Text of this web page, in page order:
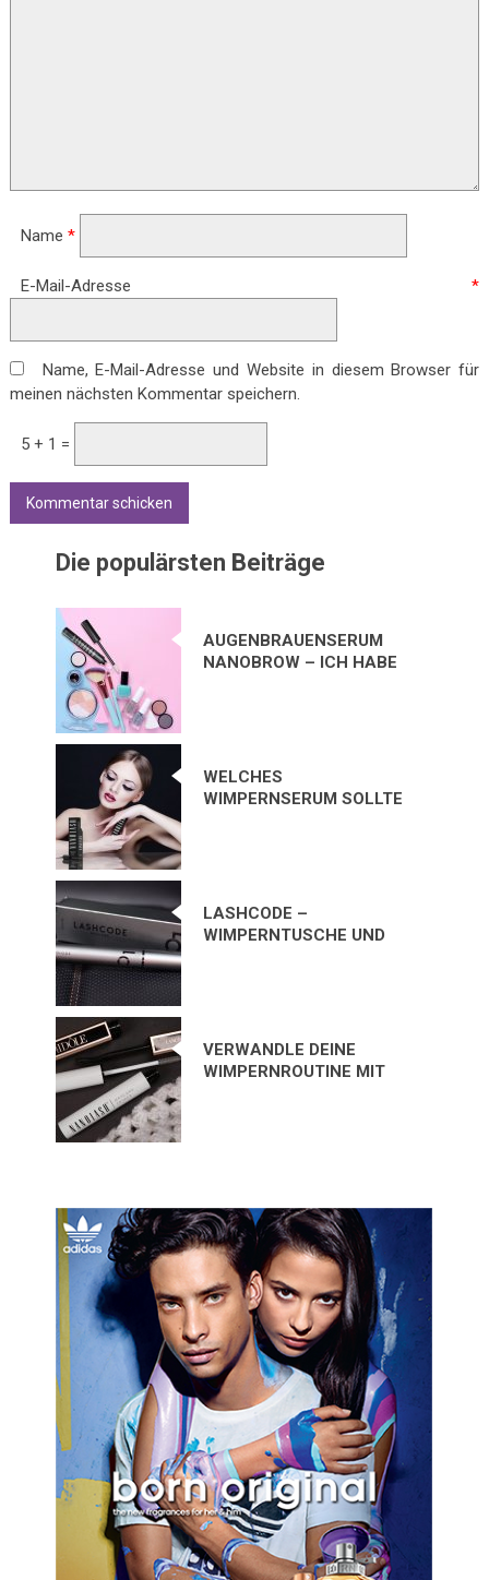
Name *
E-Mail-Adresse*
Name, E-Mail-Adresse und Website in diesem Browser für
meinen nächsten Kommentar speichern.
5 + 1 =
Die populärsten Beiträge
AUGENBRAUENSERUM
NANOBROW – ICH HABE
WELCHES
WIMPERNSERUM SOLLTE
LASHCODE –
WIMPERNTUSCHE UND
VERWANDLE DEINE
WIMPERNROUTINE MIT